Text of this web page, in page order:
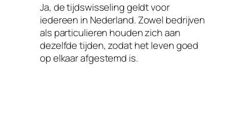
Ja, de tijdswisseling geldt voor
iedereen in Nederland. Zowel bedrijven
als particulieren houden zich aan
dezelfde tijden, zodat het leven goed
op elkaar afgestemd is.